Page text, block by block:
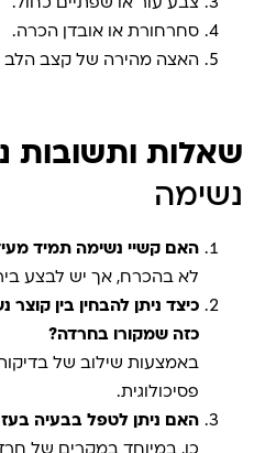
צבע עור או שפתיים כחול.
סחרחורת או אובדן הכרה.
האצה מהירה של קצב הלב
שאלות ותשובות
נשימה
האם קשיי נשימה תמיד
לא בהכרח, אך יש לבצע
כיצד ניתן להבחין בין קוצר
כזה שמקורו בחרדה?
באמצעות שילוב של
פסיכולוגית.
האם ניתן לטפל בבעיה